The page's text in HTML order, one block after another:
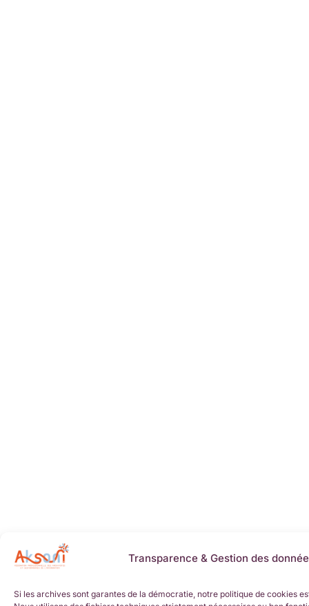
Transparence & Gestion des
Si les archives sont garantes de la démocratie, notre politique de cookies